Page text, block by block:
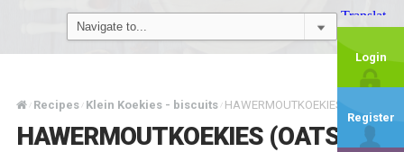
Login
Register
/ Recipes / Klein Koekies - biscuits / HAWERMOUTKOEKIES (OATS)
HAWERMOUTKOEKIES (OATS)